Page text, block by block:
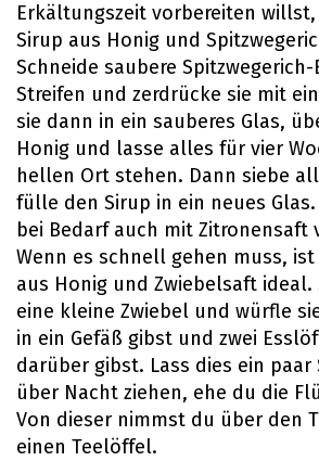
Erkältungszeit vorbereiten
Sirup aus Honig und
Schneide saubere
Streifen und zerdrücke sie mit
sie dann in ein sauberes Glas,
Honig und lasse alles für vier
hellen Ort stehen. Dann siebe
fülle den Sirup in ein neues
bei Bedarf auch mit Zitronensaft
Wenn es schnell gehen muss,
aus Honig und Zwiebelsaft
eine kleine Zwiebel und würfle
in ein Gefäß gibst und zwei
darüber gibst. Lass dies ein
über Nacht ziehen, ehe du die
Von dieser nimmst du über den
einen Teelöffel.